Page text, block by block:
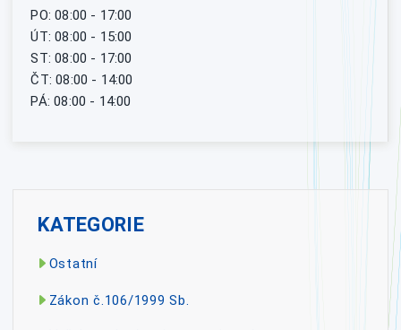
PO: 08:00 - 17:00
ÚT: 08:00 - 15:00
ST: 08:00 - 17:00
ČT: 08:00 - 14:00
PÁ: 08:00 - 14:00
KATEGORIE
Ostatní
Zákon č.106/1999 Sb.